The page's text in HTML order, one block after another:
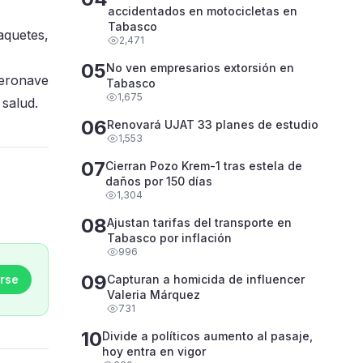
accidentados en motocicletas en
Tabasco
2,471
05No ven empresarios extorsión en
Tabasco
1,675
06Renovará UJAT 33 planes de estudio
1,553
07Cierran Pozo Krem-1 tras estela de
daños por 150 días
1,304
08Ajustan tarifas del transporte en
Tabasco por inflación
996
09Capturan a homicida de influencer
Valeria Márquez
731
10Divide a políticos aumento al pasaje,
hoy entra en vigor